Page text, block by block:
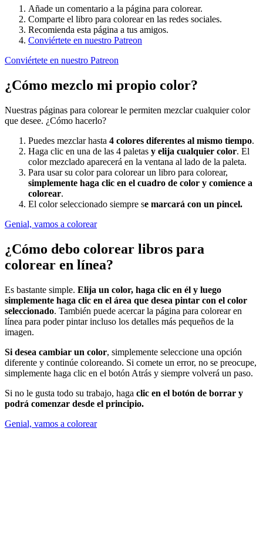
Añade un comentario a la página para colorear.
Comparte el libro para colorear en las redes sociales.
Recomienda esta página a tus amigos.
Conviértete en nuestro Patreon
Conviértete en nuestro Patreon
¿Cómo mezclo mi propio color?
Nuestras páginas para colorear le permiten mezclar cualquier color
que desee. ¿Cómo hacerlo?
Puedes mezclar hasta 4 colores diferentes al mismo tiempo.
Haga clic en una de las 4 paletas y elija cualquier color. El
color mezclado aparecerá en la ventana al lado de la paleta.
Para usar su color para colorear un libro para colorear,
simplemente haga clic en el cuadro de color y comience a
colorear.
El color seleccionado siempre se marcará con un pincel.
Genial, vamos a colorear
¿Cómo debo colorear libros para
colorear en línea?
Es bastante simple. Elija un color, haga clic en él y luego
simplemente haga clic en el área que desea pintar con el color
seleccionado. También puede acercar la página para colorear en
línea para poder pintar incluso los detalles más pequeños de la
imagen.
Si desea cambiar un color, simplemente seleccione una opción
diferente y continúe coloreando. Si comete un error, no se preocupe,
simplemente haga clic en el botón Atrás y siempre volverá un paso.
Si no le gusta todo su trabajo, haga clic en el botón de borrar y
podrá comenzar desde el principio.
Genial, vamos a colorear